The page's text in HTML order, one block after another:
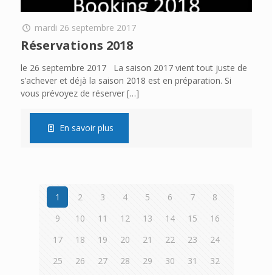
mardi 26 septembre 2017
Réservations 2018
le 26 septembre 2017 La saison 2017 vient tout juste de
s’achever et déjà la saison 2018 est en préparation. Si
vous prévoyez de réserver[…]
En savoir plus
1 2 3 4 5 6 7
8
9
10 11 12 13 14 15
16
17
18 19 20 21 22 23
24
25
26 27 28 29 30 31
32